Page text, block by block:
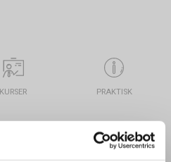
KURSER PRAKTISK